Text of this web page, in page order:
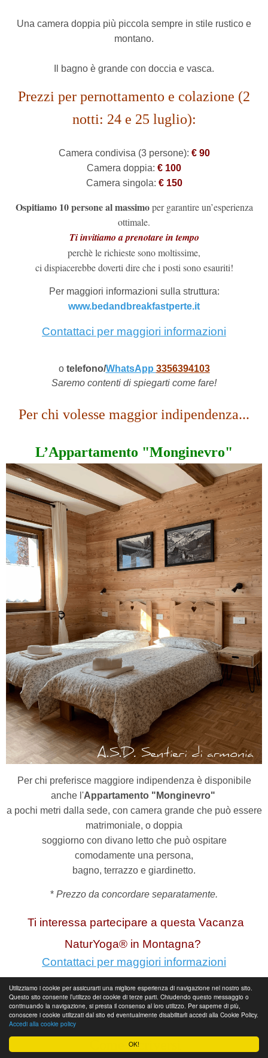
OK!
Utilizziamo i cookie per assicurarti una migliore esperienza di navigazione nel nostro sito.
Questo sito consente l’utilizzo dei cookie di terze parti. Chiudendo questo messaggio o
continuando la navigazione, si presta il consenso al loro utilizzo. Per saperne di più,
conoscere i cookie utilizzati dal sito ed eventualmente disabilitarli accedi alla Cookie Policy.
Accedi alla cookie policy
Una camera doppia più piccola sempre in stile rustico e
montano.
Il bagno è grande con doccia e vasca.
Prezzi per pernottamento e colazione (2
notti: 24 e 25 luglio):
Camera condivisa (3 persone): € 90
Camera doppia: € 100
Camera singola: € 150
Ospitiamo 10 persone al massimoper garantire un’esperienza
ottimale.
Ti invitiamo a prenotare in tempo
perchè le richieste sono moltissime,
ci dispiacerebbe doverti dire che i posti sono esauriti!
Per maggiori informazioni sulla struttura:
www.bedandbreakfastperte.it
Contattaci per maggiori informazioni
o telefono/WhatsApp 3356394103
Saremo contenti di spiegarti come fare!
Per chi volesse maggior indipendenza...
L’Appartamento "Monginevro"
Per chi preferisce maggiore indipendenza è disponibile
anche l'Appartamento "Monginevro"
a pochi metri dalla sede, con camera grande che può essere
matrimoniale, o doppia
soggiorno con divano letto che può ospitare
comodamente una persona,
bagno, terrazzo e giardinetto.
* Prezzo da concordare separatamente.
Ti interessa partecipare a questa Vacanza
NaturYoga® in Montagna?
Contattaci per maggiori informazioni
otelefono/WhatsApp3356394103
Saremo contenti di spiegarti come fare !
Come iscriversi